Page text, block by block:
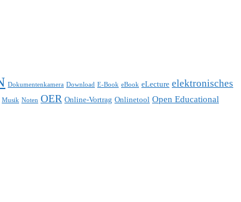
Dokumentenkamera Download E-Book eBook eLecture elektronisches
Musik Noten OER Online-Vortrag Onlinetool Open Educational